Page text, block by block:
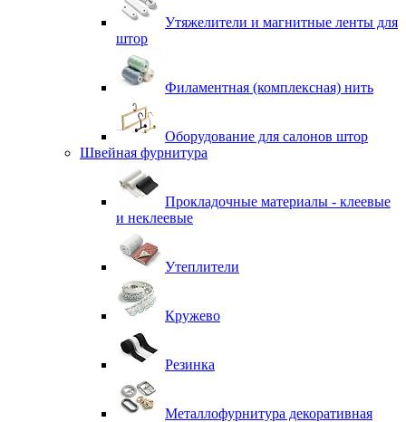
Утяжелители и магнитные ленты для
штор
Филаментная (комплексная) нить
Оборудование для салонов штор
Швейная фурнитура
Прокладочные материалы - клеевые
и неклеевые
Утеплители
Кружево
Резинка
Металлофурнитура декоративная